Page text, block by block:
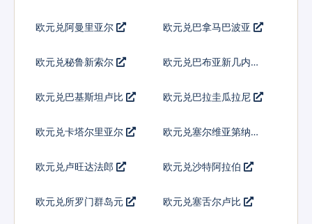
欧元兑阿曼里亚尔 欧元兑巴拿马巴波亚
欧元兑秘鲁新索尔
欧元兑巴布亚新几内亚
欧元兑巴基斯坦卢比 欧元兑巴拉圭瓜拉尼
欧元兑卡塔尔里亚尔 欧元兑塞尔维亚第纳尔
欧元兑卢旺达法郎 欧元兑沙特阿拉伯
欧元兑所罗门群岛元 欧元兑塞舌尔卢比